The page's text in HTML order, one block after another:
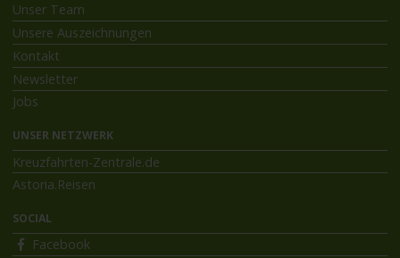
Unser Team
Unsere Auszeichnungen
Kontakt
Newsletter
Jobs
UNSER NETZWERK
Kreuzfahrten-Zentrale.de
Astoria.Reisen
SOCIAL
Facebook